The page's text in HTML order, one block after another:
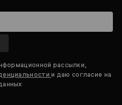
рассылки,
и даю согласие на